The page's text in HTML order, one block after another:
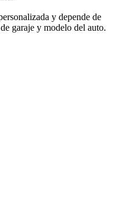
y depende de
garaje y modelo del auto.